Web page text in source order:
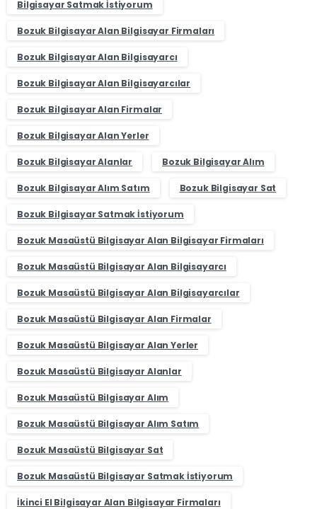
Bilgisayar Satmak İstiyorum
Bozuk Bilgisayar Alan Bilgisayar Firmaları
Bozuk Bilgisayar Alan Bilgisayarcı
Bozuk Bilgisayar Alan Bilgisayarcılar
Bozuk Bilgisayar Alan Firmalar
Bozuk Bilgisayar Alan Yerler
Bozuk Bilgisayar Alanlar Bozuk Bilgisayar Alım
Bozuk Bilgisayar Alım Satım Bozuk Bilgisayar Sat
Bozuk Bilgisayar Satmak İstiyorum
Bozuk Masaüstü Bilgisayar Alan Bilgisayar Firmaları
Bozuk Masaüstü Bilgisayar Alan Bilgisayarcı
Bozuk Masaüstü Bilgisayar Alan Bilgisayarcılar
Bozuk Masaüstü Bilgisayar Alan Firmalar
Bozuk Masaüstü Bilgisayar Alan Yerler
Bozuk Masaüstü Bilgisayar Alanlar
Bozuk Masaüstü Bilgisayar Alım
Bozuk Masaüstü Bilgisayar Alım Satım
Bozuk Masaüstü Bilgisayar Sat
Bozuk Masaüstü Bilgisayar Satmak İstiyorum
İkinci El Bilgisayar Alan Bilgisayar Firmaları